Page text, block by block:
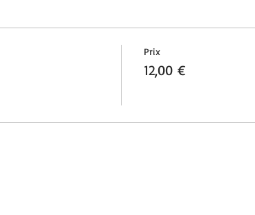
Prix
12,00 €